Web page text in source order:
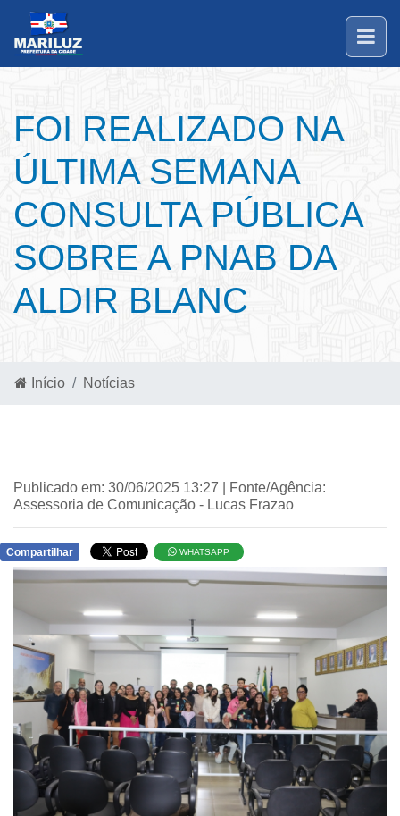
FOI REALIZADO NA
ÚLTIMA SEMANA
CONSULTA PÚBLICA
SOBRE A PNAB DA
ALDIR BLANC
Início Notícias
Publicado em: 30/06/2025 13:27 | Fonte/Agência:
Assessoria de Comunicação - Lucas Frazao
Compartilhar WHATSAPP